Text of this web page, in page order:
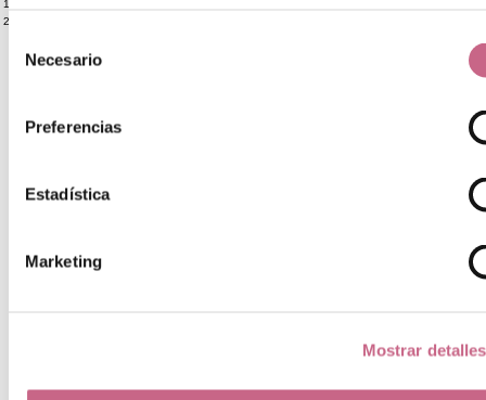
Necesario
Preferencias
Estadística
Marketing
Mostrar detalles
1
2